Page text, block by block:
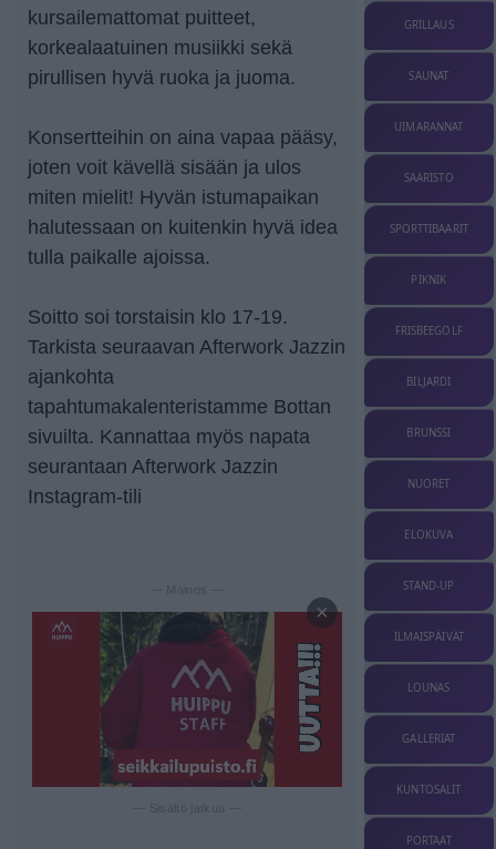
kursailemattomat puitteet,
korkealaatuinen musiikki sekä
pirullisen hyvä ruoka ja juoma.
Konsertteihin on aina vapaa pääsy,
joten voit kävellä sisään ja ulos
miten mielit! Hyvän istumapaikan
halutessaan on kuitenkin hyvä idea
tulla paikalle ajoissa.
Soitto soi torstaisin klo 17-19.
Tarkista seuraavan Afterwork Jazzin
ajankohta
tapahtumakalenteristamme Bottan
sivuilta. Kannattaa myös napata
seurantaan Afterwork Jazzin
Instagram-tili
— Mainos —
×
GRILLAUS
SAUNAT
UIMARANNAT
SAARISTO
SPORTTIBAARIT
PIKNIK
FRISBEEGOLF
BILJARDI
BRUNSSI
NUORET
ELOKUVA
STAND-UP
ILMAISPÄIVÄT
LOUNAS
GALLERIAT
KUNTOSALIT
PORTAAT